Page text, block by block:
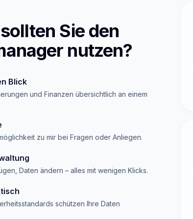
Sie den
nutzen?
Blick
und Finanzen übersichtlich an einem
zu mir bei Fragen oder Anliegen.
Daten ändern – alles mit wenigen Klicks.
schützen Ihre Daten